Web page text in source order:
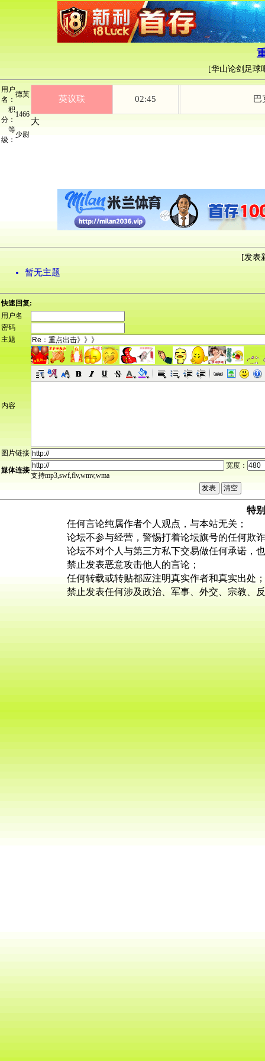
[华山论剑足球
用户
名：
德芙
积
分：
1466
等
级：
少尉
英议联 02:45 巴
大
[发表
暂无主题
快速回复:
用户名
密码
主题
内容
图片链接
媒体连接
宽度：
支持mp3,swf,flv,wmv,wma
特
任何言论纯属作者个人观点，与本站无关；
论坛不参与经营，警惕打着论坛旗号的任何欺
论坛不对个人与第三方私下交易做任何承诺，
禁止发表恶意攻击他人的言论；
任何转载或转贴都应注明真实作者和真实出处
禁止发表任何涉及政治、军事、外交、宗教、